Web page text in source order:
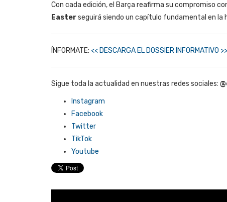
Con cada edición, el Barça reafirma su compromiso
Easterseguirá siendo un capítulo fundamental en la
ÍNFORMATE: << DESCARGA EL DOSSIER INFORMATIVO >>
Sigue toda la actualidad en nuestras redes sociales:
Instagram
Facebook
Twitter
TikTok
Youtube